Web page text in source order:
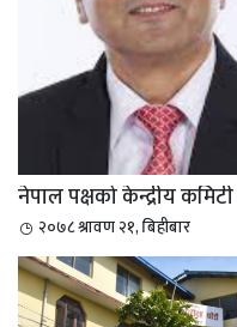
२०७८ श्रावण २१, बिहीबार